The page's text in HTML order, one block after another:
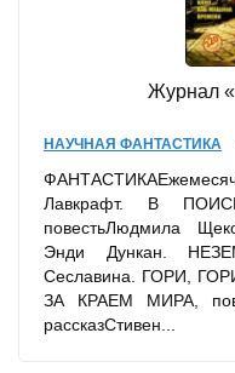
Журнал
НАУЧНАЯ ФАНТАСТИКА
Лавкрафт. В
повестьЛюдмила
Энди Дункан.
Сеславина. ГОРИ,
ЗА КРАЕМ МИРА,
рассказСтивен...